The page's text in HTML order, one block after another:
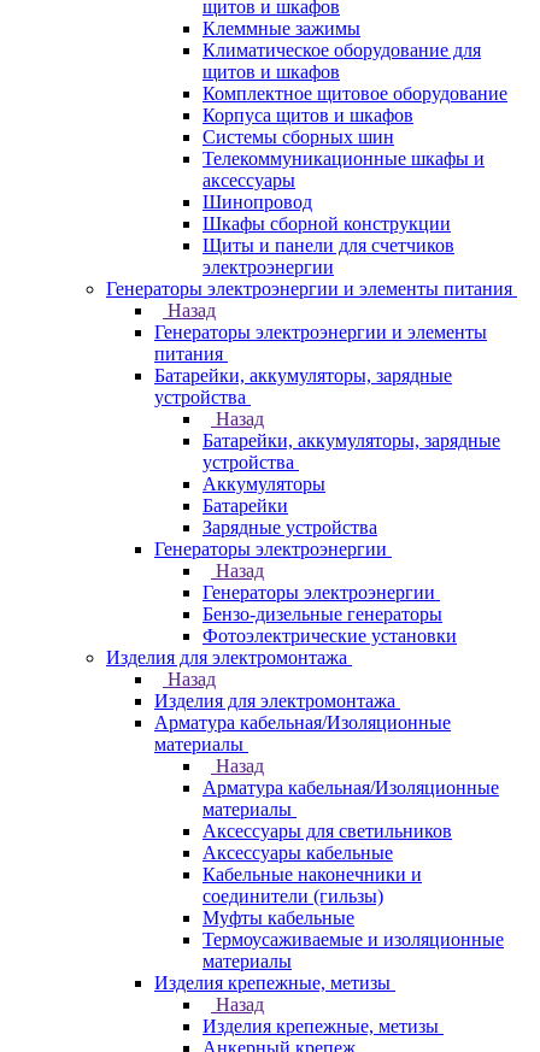
щитов и шкафов
Клеммные зажимы
Климатическое оборудование для
щитов и шкафов
Комплектное щитовое оборудование
Корпуса щитов и шкафов
Системы сборных шин
Телекоммуникационные шкафы и
аксессуары
Шинопровод
Шкафы сборной конструкции
Щиты и панели для счетчиков
электроэнергии
Генераторы электроэнергии и элементы питания
Назад
Генераторы электроэнергии и элементы
питания
Батарейки, аккумуляторы, зарядные
устройства
Назад
Батарейки, аккумуляторы, зарядные
устройства
Аккумуляторы
Батарейки
Зарядные устройства
Генераторы электроэнергии
Назад
Генераторы электроэнергии
Бензо-дизельные генераторы
Фотоэлектрические установки
Изделия для электромонтажа
Назад
Изделия для электромонтажа
Арматура кабельная/Изоляционные
материалы
Назад
Арматура кабельная/Изоляционные
материалы
Аксессуары для светильников
Аксессуары кабельные
Кабельные наконечники и
соединители (гильзы)
Муфты кабельные
Термоусаживаемые и изоляционные
материалы
Изделия крепежные, метизы
Назад
Изделия крепежные, метизы
Анкерный крепеж